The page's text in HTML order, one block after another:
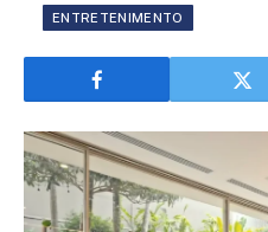
ENTRETENIMENTO